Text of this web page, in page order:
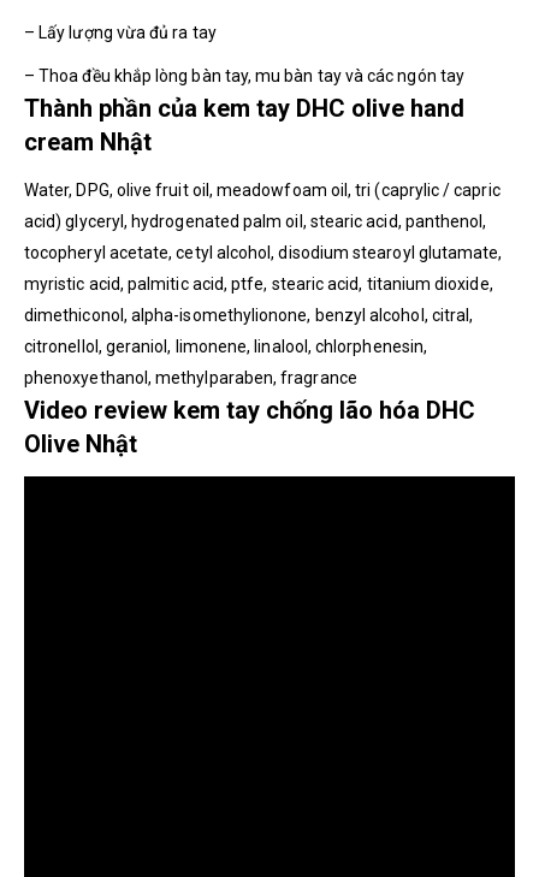
– Lấy lượng vừa đủ ra tay
– Thoa đều khắp lòng bàn tay, mu bàn tay và các ngón tay
Thành phần của kem tay DHC olive hand
cream Nhật
Water, DPG, olive fruit oil, meadowfoam oil, tri (caprylic / capric
acid) glyceryl, hydrogenated palm oil, stearic acid, panthenol,
tocopheryl acetate, cetyl alcohol, disodium stearoyl glutamate,
myristic acid, palmitic acid, ptfe, stearic acid, titanium dioxide,
dimethiconol, alpha-isomethylionone, benzyl alcohol, citral,
citronellol, geraniol, limonene, linalool, chlorphenesin,
phenoxyethanol, methylparaben, fragrance
Video review kem tay chống lão hóa DHC
Olive Nhật